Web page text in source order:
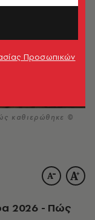
καθιερώθηκε ©
2026 - Πώς
Προσωπικών